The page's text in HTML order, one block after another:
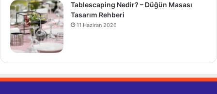
Tablescaping Nedir? – Düğün Masası
Tasarım Rehberi
11 Haziran 2026